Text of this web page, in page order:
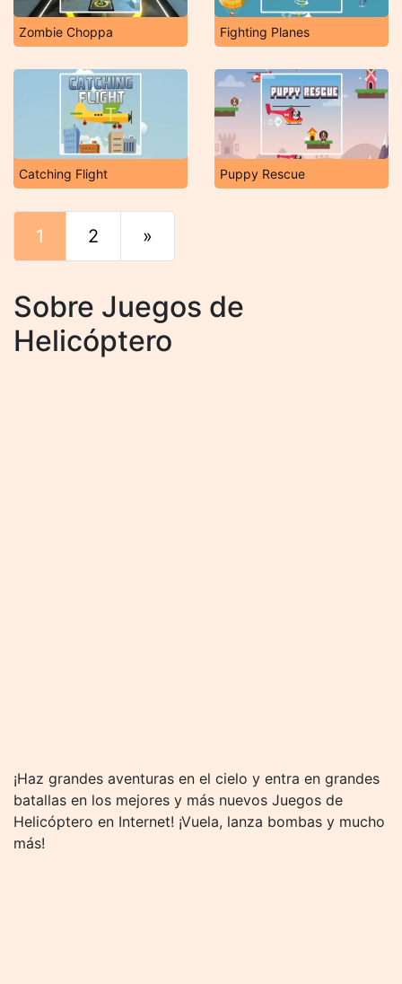
Zombie Choppa Fighting Planes
Catching Flight Puppy Rescue
1 2 »
Sobre Juegos de
Helicóptero
¡Haz grandes aventuras en el cielo y entra en grandes
batallas en los mejores y más nuevos Juegos de
Helicóptero en Internet! ¡Vuela, lanza bombas y mucho
más!